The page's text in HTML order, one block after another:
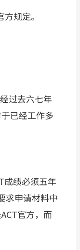
规定。
过去六七年
已经工作多
成绩必须五年
求申请材料中
官方，而